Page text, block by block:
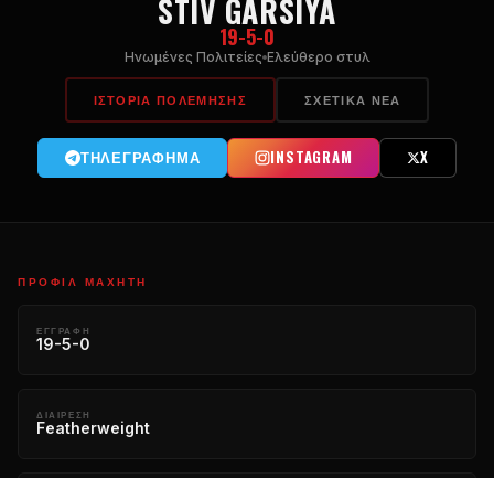
STIV GARSIYA
19-5-0
Ηνωμένες Πολιτείες Ελεύθερο στυλ
ΙΣΤΟΡΊΑ ΠΟΛΈΜΗΣΗΣ ΣΧΕΤΙΚΆ ΝΈΑ
ΤΗΛΕΓΡΆΦΗΜΑ INSTAGRAM X
ΠΡΟΦΊΛ ΜΑΧΗΤΉ
ΕΓΓΡΑΦΉ
19-5-0
ΔΙΑΊΡΕΣΗ
Featherweight